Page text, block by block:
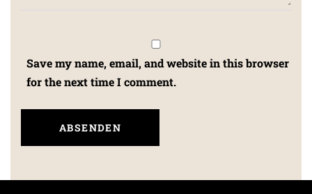
Save my name, email, and website in this browser
for the next time I comment.